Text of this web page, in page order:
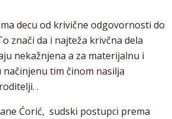
decu od krivične odgovornosti do
znači da i najteža krivčna dela
nekažnjena a za materijalnu i
tim činom nasilja
.
Ćorić, sudski postupci prema